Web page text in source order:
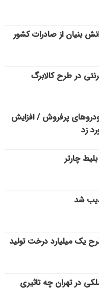
بنیان از صادرات کشور
در طرح کالابرگ
پرفروش / افزایش
زد
چارتر
شد
یک میلیارد درخت تولید
در تهران چه تاثیری